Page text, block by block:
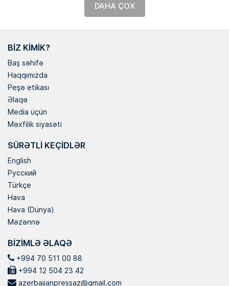
DAHA ÇOX
BIZ KIMIK?
Baş səhifə
Haqqımızda
Peşə etikası
Əlaqə
Media üçün
Məxfilik siyasəti
SÜRƏTLI KEÇIDLƏR
English
Русский
Türkçe
Hava
Hava (Dünya)
Məzənnə
BIZIMLƏ ƏLAQƏ
+994 70 511 00 88
+994 12 504 23 42
azerbaijanpressaz@gmail.com